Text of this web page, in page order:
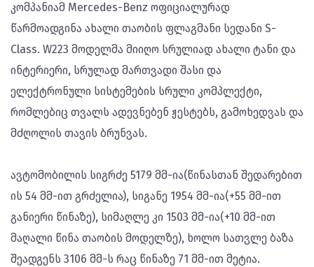
კომპანიამ Mercedes-Benz ოფიციალურად
წარმოადგინა ახალი თაობის ფლაგმანი სედანი S-
Class. W223 მოდელმა მიიღო სრულიად ახალი ტანი და
ინტერიერი, სრულად მართვადი შასი და
ელექტრონული სისტემების სრული კომპლექტი,
რომლებიც თვალს ადევნებენ ჟესტებს, გამოხედვას და
მძღოლის თავის ბრუნვას.
ავტომობილის სიგრძე 5179 მმ-ია(წინასთან შედარებით
ის 54 მმ-ით გრძელია), სიგანე 1954 მმ-ია(+55 მმ-ით
განიერი წინაზე), სიმაღლე კი 1503 მმ-ია(+10 მმ-ით
მაღალი წინა თაობის მოდელზე), ხოლო სათვლე ბაზა
შეადგენს 3106 მმ-ს რაც წინაზე 71 მმ-ით მეტია.